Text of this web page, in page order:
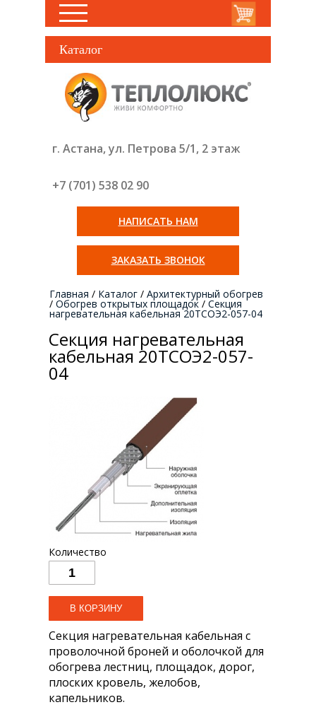
Каталог
г. Астана, ул. Петрова 5/1, 2 этаж
+7 (701) 538 02 90
НАПИСАТЬ НАМ
ЗАКАЗАТЬ ЗВОНОК
Главная / Каталог / Архитектурный обогрев
/ Обогрев открытых площадок / Секция
нагревательная кабельная 20ТСОЭ2-057-04
Секция нагревательная
кабельная 20ТСОЭ2-057-
04
Количество
Секция нагревательная кабельная с
проволочной броней и оболочкой для
обогрева лестниц, площадок, дорог,
плоских кровель, желобов,
капельников.